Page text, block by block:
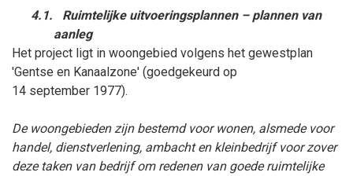
4.1.
Ruimtelijke uitvoeringsplannen – plannen van
aanleg
Het project ligt in woongebied volgens het gewestplan
'Gentse en Kanaalzone' (goedgekeurd op
14 september 1977).
De woongebieden zijn bestemd voor wonen, alsmede voor
handel, dienstverlening, ambacht en kleinbedrijf voor zover
deze taken van bedrijf om redenen van goede ruimtelijke